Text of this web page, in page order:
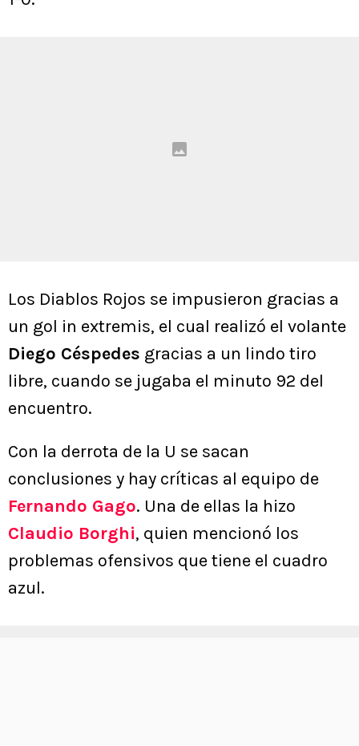
Los Diablos Rojos se impusieron gracias a
un gol in extremis, el cual realizó el volante
Diego Céspedes gracias a un lindo tiro
libre, cuando se jugaba el minuto 92 del
encuentro.
Con la derrota de la U se sacan
conclusiones y hay críticas al equipo de
Fernando Gago. Una de ellas la hizo
Claudio Borghi, quien mencionó los
problemas ofensivos que tiene el cuadro
azul.